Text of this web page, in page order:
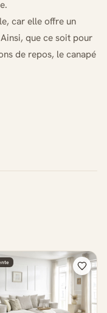
car elle offre un
que ce soit pour
de repos, le canapé